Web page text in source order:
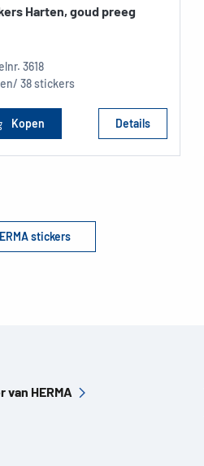
Harten, goud preeg
3618
38 stickers
Kopen Details
stickers
van HERMA